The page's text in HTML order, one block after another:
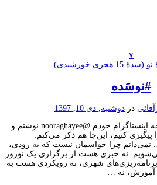
دردوشنبه, دی 10, 1397
مطلب زیر را دیشب در صفحه اینستاگرام خودم @nooraghayee نوشتم و
کنیم، این‌جا هم ذکر می‌کنم:
حواسمان نیست که به زودی،
نه خبری هست از برگزاری یک نوروز
شهری، نه رویکردی هست به
نه …